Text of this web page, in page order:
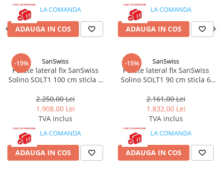
Sifoane si ventile cadita dus
Sifoane pardoseala si terasa
Bucatarie
Baterii cu dus extractabil
Baterii clasice
Baterii cu pipa flexibila
Chiuvete bucatarie
Chiuvete Compozit
Chiuvete Inox
Accesorii chiuvete
LA COMANDA
ADAUGA IN COS
LA COMANDA
ADAUGA IN COS
-15% SanSwiss
Perete lateral fix SanSwiss
Solino SOLT1 100 cm sticla 6
2.250,00 Lei
1.908,00 Lei
TVA inclus
LA COMANDA
ADAUGA IN COS
-15% SanSwiss
Perete lateral fix SanSwiss
Solino SOLT1 90 cm sticla 6
2.161,00 Lei
1.832,00 Lei
TVA inclus
LA COMANDA
ADAUGA IN COS